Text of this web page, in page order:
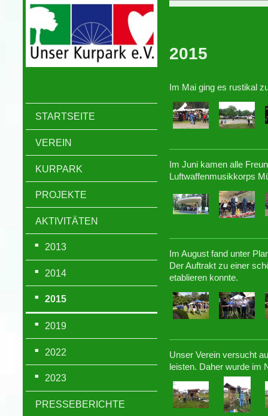
STARTSEITE
VEREIN
KURPARK
PROJEKTE
AKTIVITÄTEN
2013
2014
2015
2019
2022
2023
PRESSEBERICHTE
2015
Im Mai ging es rustikal
Im Juni kamen alle
Luftwaffenmusikkorps
Im August fand unter
Der Auftrakt zu einer
etablieren konnte.
Unser Verein versucht
leisten. Daher wurde im